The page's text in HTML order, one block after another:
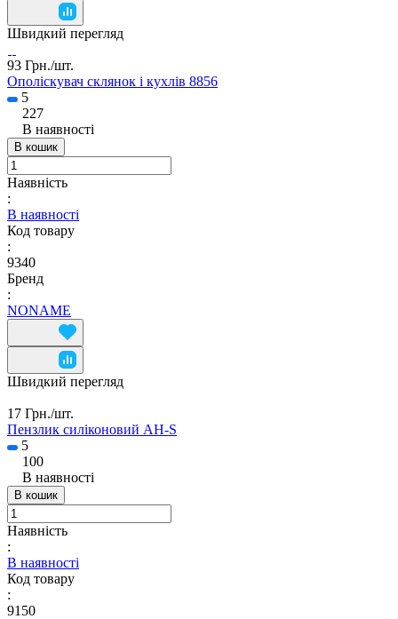
Швидкий перегляд
93 Грн./шт.
Ополіскувач склянок і кухлів 8856
5
227
В наявності
В кошик
Наявність
:
В наявності
Код товару
:
9340
Бренд
:
NONAME
Швидкий перегляд
17 Грн./шт.
Пензлик силіконовий AH-S
5
100
В наявності
В кошик
Наявність
:
В наявності
Код товару
:
9150